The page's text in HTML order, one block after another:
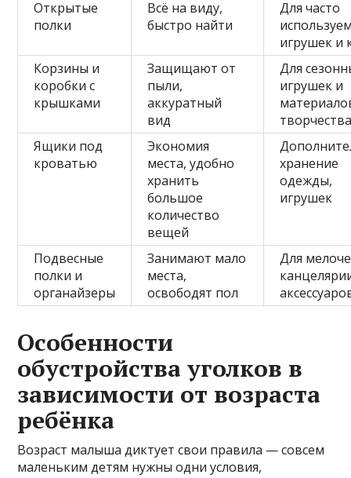
Открытые
полки
Всё на виду,
быстро найти
Для часто
игрушек и
Корзины и
коробки с
крышками
Защищают от
пыли,
аккуратный
вид
Для
игрушек и
Ящики под
кроватью
Экономия
места, удобно
хранить
большое
количество
вещей
хранение
одежды,
игрушек
Подвесные
полки и
органайзеры
Занимают мало
места,
освободят пол
Для
Особенности
обустройства уголков в
зависимости от возраста
ребёнка
Возраст малыша диктует свои правила — совсем
маленьким детям нужны одни условия,